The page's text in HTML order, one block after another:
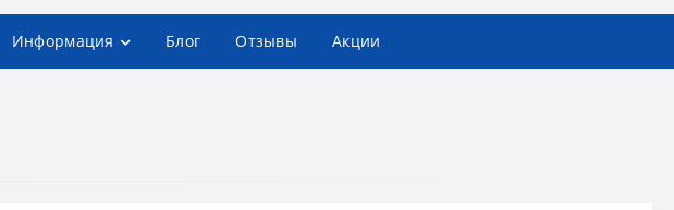
Информация Блог Отзывы Акции